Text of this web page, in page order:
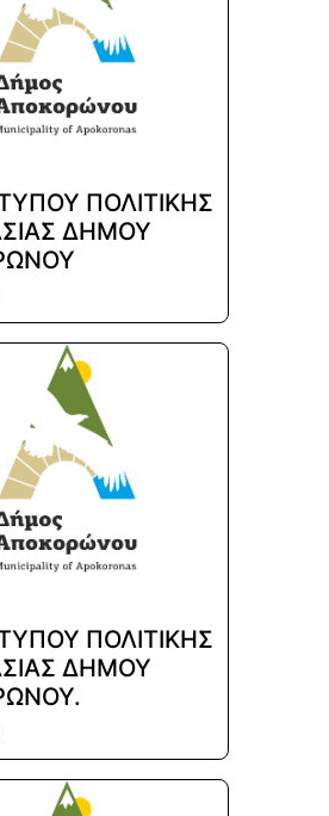
ΠΟΛΙΤΙΚΗΣ
ΔΗΜΟΥ
ΠΟΛΙΤΙΚΗΣ
ΔΗΜΟΥ